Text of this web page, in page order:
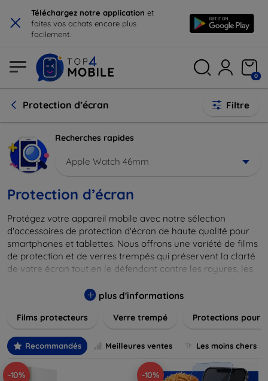
× Téléchargez notre application et
faites vos achats encore plus
facilement.
0
Protection d’écran Filtre
Recherches rapides
Apple Watch 46mm
Protection d’écran
Protégez votre appareil mobile avec notre sélection
d'accessoires de protection d'écran de haute qualité pour
smartphones et tablettes. Nous offrons une variété de films
de protection et de verres trempés qui préservent la clarté
de votre écran tout en le défendant contre les rayures, les
s'adapter parfaitement à votre appareil, garantissant une
compromis sur la sensibilité tactile. Explorez notre gamme
besoins et assurez-vous que votre écran reste comme neuf,
longtemps.
plus d'informations
Films protecteurs Verre trempé Protections pour
Recommandés Meilleures ventes Les moins chers
-10% -10%